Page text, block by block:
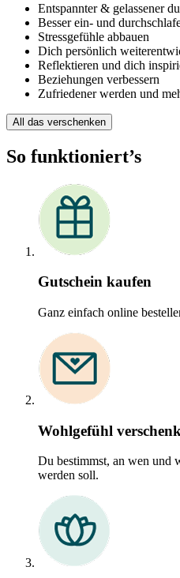
Entspannter & gelassener
Besser ein- und
Stressgefühle abbauen
Dich persönlich
Reflektieren und dich
Beziehungen verbessern
Zufriedener werden und
All das verschenken
So funktioniert’s
Gutschein kaufen
Ganz einfach online
Wohlgefühl
Du bestimmst, an wen und
werden soll.